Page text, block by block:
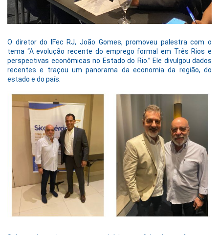
O diretor do IFec RJ, João Gomes, promoveu palestra com o
tema “A evolução recente do emprego formal em Três Rios e
perspectivas econômicas no Estado do Rio.” Ele divulgou dados
recentes e traçou um panorama da economia da região, do
estado e do país.